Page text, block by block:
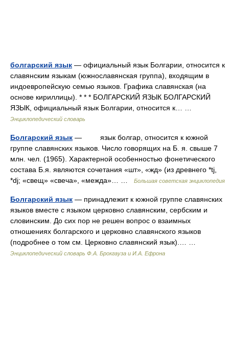
болгарский язык — официальный язык Болгарии, относится к
славянским языкам (южнославянская группа), входящим в
индоевропейскую семью языков. Графика славянская (на
основе кириллицы). * * * БОЛГАРСКИЙ ЯЗЫК БОЛГАРСКИЙ
ЯЗЫК, официальный язык Болгарии, относится к… …
Энциклопедический словарь
Болгарский язык — язык болгар, относится к южной
группе славянских языков. Число говорящих на Б. я. свыше 7
млн. чел. (1965). Характерной особенностью фонетического
состава Б.я. являются сочетания «шт», «жд» (из древнего *tj,
*dj; «свещ» «свеча», «межда»… …
Большая советская энциклопедия
Болгарский язык — принадлежит к южной группе славянских
языков вместе с языком церковно славянским, сербским и
словинским. До сих пор не решен вопрос о взаимных
отношениях болгарского и церковно славянского языков
(подробнее о том см. Церковно славянский язык).… …
Энциклопедический словарь Ф.А. Брокгауза и И.А. Ефрона